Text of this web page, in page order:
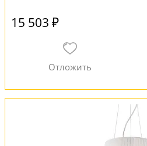
15 503 ₽